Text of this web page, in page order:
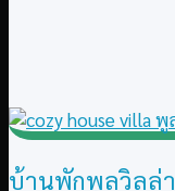
บ้านพักพูลวิลล่า